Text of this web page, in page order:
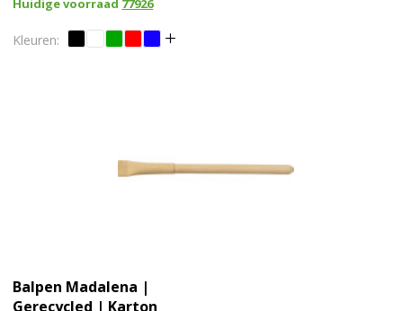
Huidige voorraad 77926
Balpen Madalena |
Gerecycled | Karton